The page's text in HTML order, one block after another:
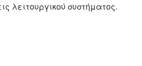
λειτουργικού συστήματος.